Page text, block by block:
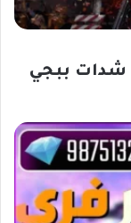
شدات ببجي